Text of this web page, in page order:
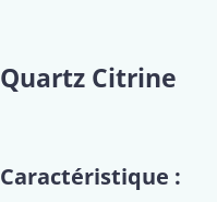
Quartz Citrine
Caractéristique :